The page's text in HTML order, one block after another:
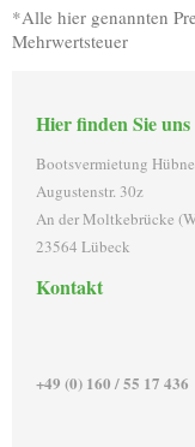
*Alle hier genannten
Mehrwertsteuer
Hier finden Sie uns
Bootsvermietung
Augustenstr. 30z
An der Moltkebrücke
23564 Lübeck
Kontakt
+49 (0) 160 / 55 17 436